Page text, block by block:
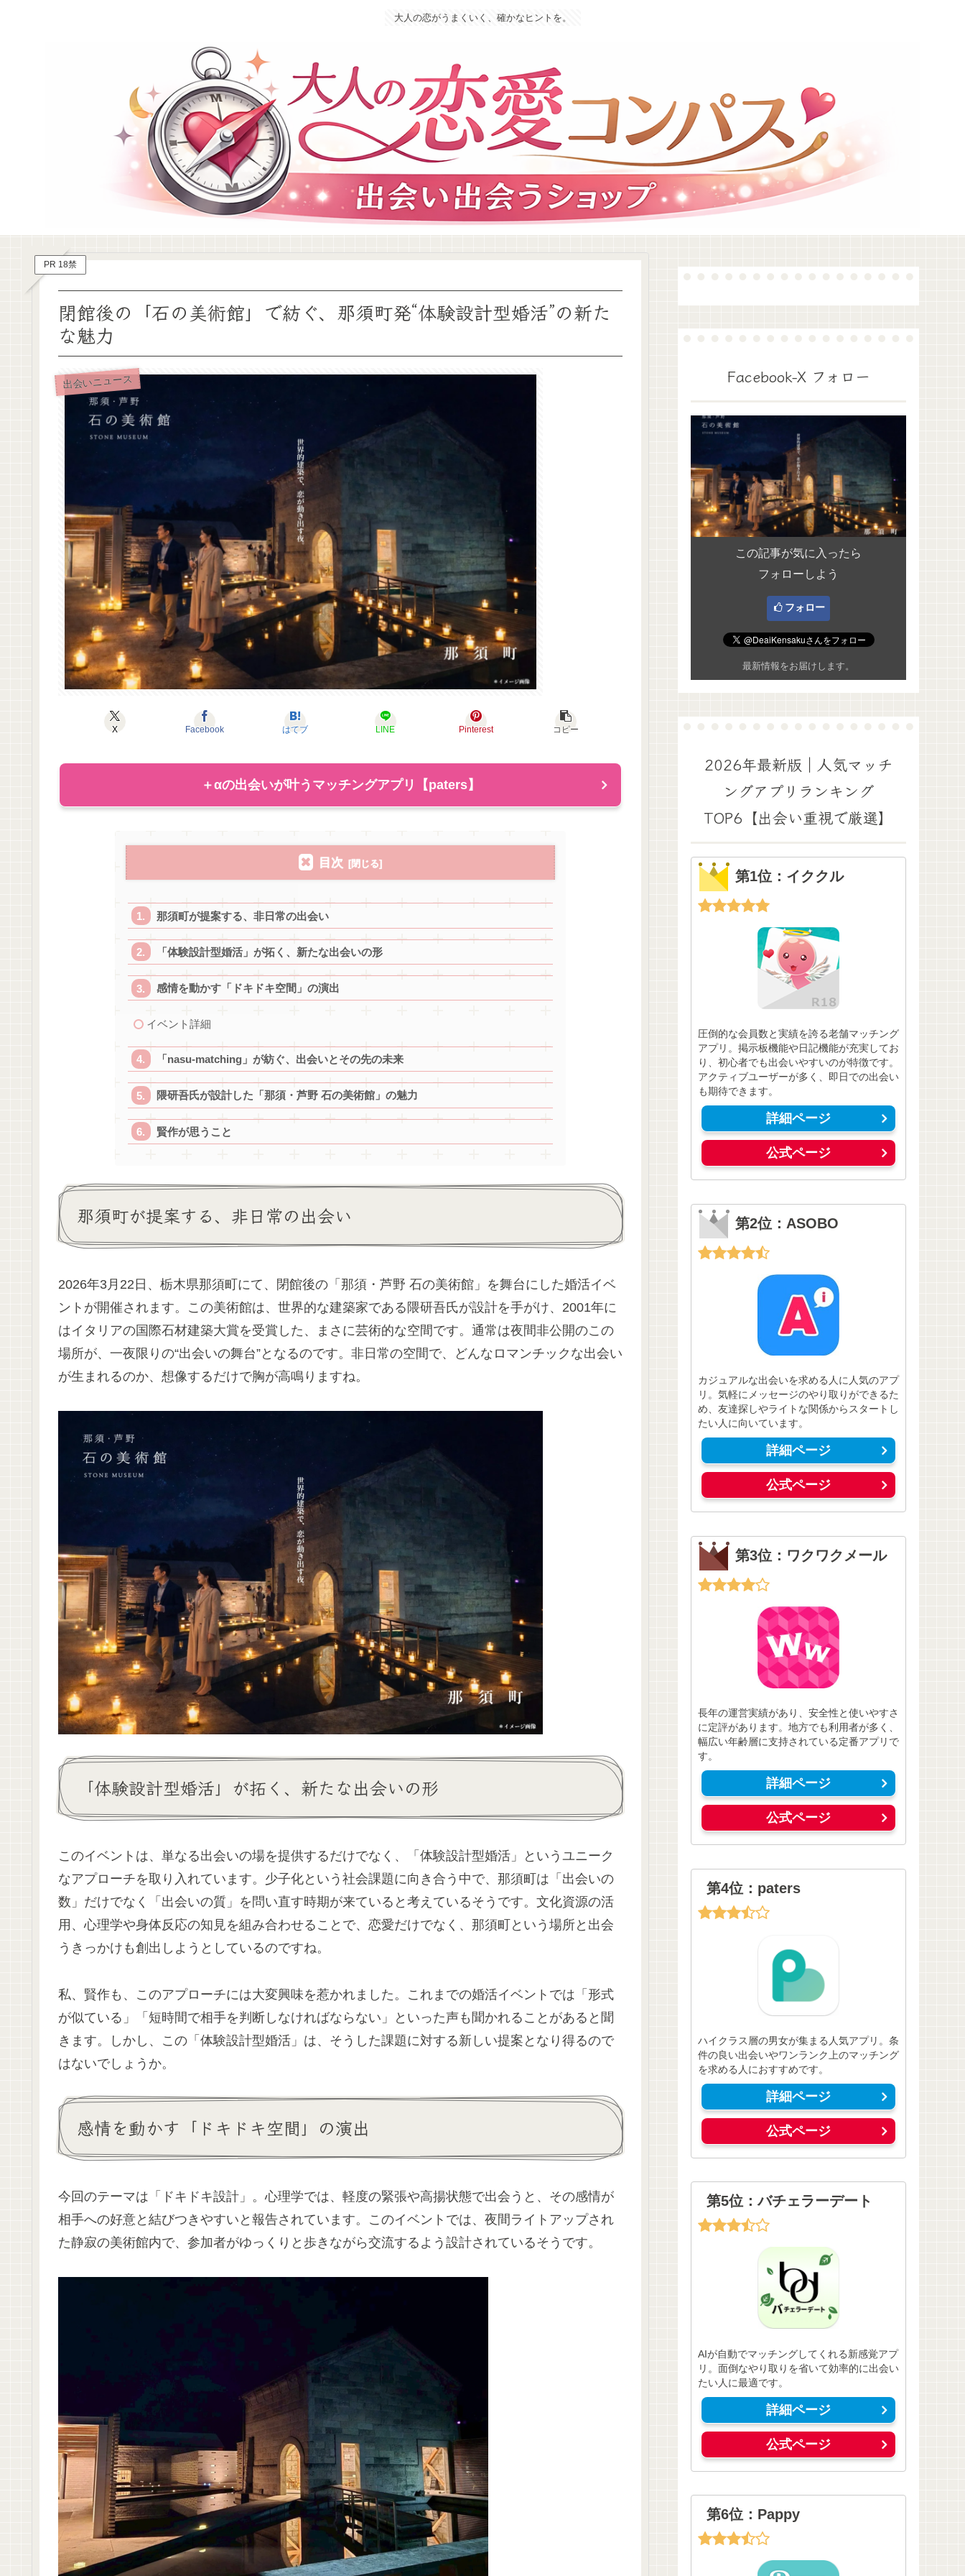
大人の恋がうまくいく、確かなヒントを。
PR 18禁
閉館後の「石の美術館」で紡ぐ、那須町発“体験設計型婚活”の新た
な魅力
出会いニュース
X Facebook はてブ LINE Pinterest コピー
＋αの出会いが叶うマッチングアプリ【paters】
目次
那須町が提案する、非日常の出会い
「体験設計型婚活」が拓く、新たな出会いの形
感情を動かす「ドキドキ空間」の演出
イベント詳細
「nasu-matching」が紡ぐ、出会いとその先の未来
隈研吾氏が設計した「那須・芦野 石の美術館」の魅力
賢作が思うこと
那須町が提案する、非日常の出会い
2026年3月22日、栃木県那須町にて、閉館後の「那須・芦野 石の美術館」を舞台にした婚活イベ
ントが開催されます。この美術館は、世界的な建築家である隈研吾氏が設計を手がけ、2001年に
はイタリアの国際石材建築大賞を受賞した、まさに芸術的な空間です。通常は夜間非公開のこの
場所が、一夜限りの“出会いの舞台”となるのです。非日常の空間で、どんなロマンチックな出会い
が生まれるのか、想像するだけで胸が高鳴りますね。
「体験設計型婚活」が拓く、新たな出会いの形
このイベントは、単なる出会いの場を提供するだけでなく、「体験設計型婚活」というユニーク
なアプローチを取り入れています。少子化という社会課題に向き合う中で、那須町は「出会いの
数」だけでなく「出会いの質」を問い直す時期が来ていると考えているそうです。文化資源の活
用、心理学や身体反応の知見を組み合わせることで、恋愛だけでなく、那須町という場所と出会
うきっかけも創出しようとしているのですね。
私、賢作も、このアプローチには大変興味を惹かれました。これまでの婚活イベントでは「形式
が似ている」「短時間で相手を判断しなければならない」といった声も聞かれることがあると聞
きます。しかし、この「体験設計型婚活」は、そうした課題に対する新しい提案となり得るので
はないでしょうか。
感情を動かす「ドキドキ空間」の演出
今回のテーマは「ドキドキ設計」。心理学では、軽度の緊張や高揚状態で出会うと、その感情が
相手への好意と結びつきやすいと報告されています。このイベントでは、夜間ライトアップされ
た静寂の美術館内で、参加者がゆっくりと歩きながら交流するよう設計されているそうです。
Facebook-X フォロー
この記事が気に入ったら
フォローしよう
フォロー
最新情報をお届けします。
2026年最新版｜人気マッチ
ングアプリランキング
TOP6【出会い重視で厳選】
第1位：イククル
圧倒的な会員数と実績を誇る老舗マッチング
アプリ。掲示板機能や日記機能が充実してお
り、初心者でも出会いやすいのが特徴です。
アクティブユーザーが多く、即日での出会い
も期待できます。
詳細ページ
公式ページ
第2位：ASOBO
カジュアルな出会いを求める人に人気のアプ
リ。気軽にメッセージのやり取りができるた
め、友達探しやライトな関係からスタートし
たい人に向いています。
詳細ページ
公式ページ
第3位：ワクワクメール
長年の運営実績があり、安全性と使いやすさ
に定評があります。地方でも利用者が多く、
幅広い年齢層に支持されている定番アプリで
す。
詳細ページ
公式ページ
第4位：paters
ハイクラス層の男女が集まる人気アプリ。条
件の良い出会いやワンランク上のマッチング
を求める人におすすめです。
詳細ページ
公式ページ
第5位：バチェラーデート
AIが自動でマッチングしてくれる新感覚アプ
リ。面倒なやり取りを省いて効率的に出会い
たい人に最適です。
詳細ページ
公式ページ
第6位：Pappy